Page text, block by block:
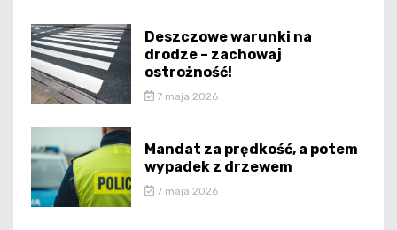
Deszczowe warunki na
drodze – zachowaj
ostrożność!
7 maja 2026
Mandat za prędkość, a potem
wypadek z drzewem
7 maja 2026